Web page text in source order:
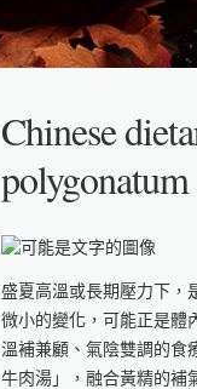
Chinese
polygonatum
盛夏高溫或長期壓力下，
微小的變化，可能正是體
溫補兼顧、氣陰雙調的食
牛肉湯」，融合黃精的補